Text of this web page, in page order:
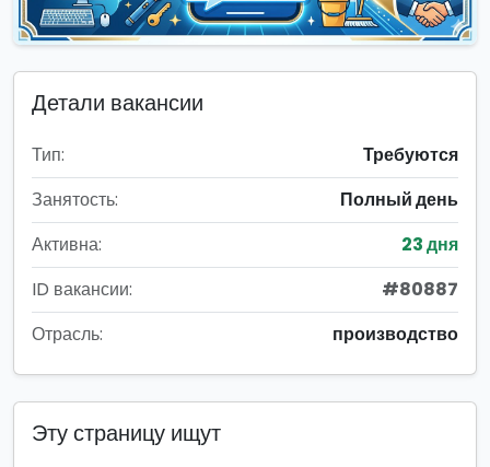
Детали вакансии
Тип:
Требуются
Занятость:
Полный день
Активна:
23 дня
ID вакансии:
#80887
Отрасль:
производство
Эту страницу ищут